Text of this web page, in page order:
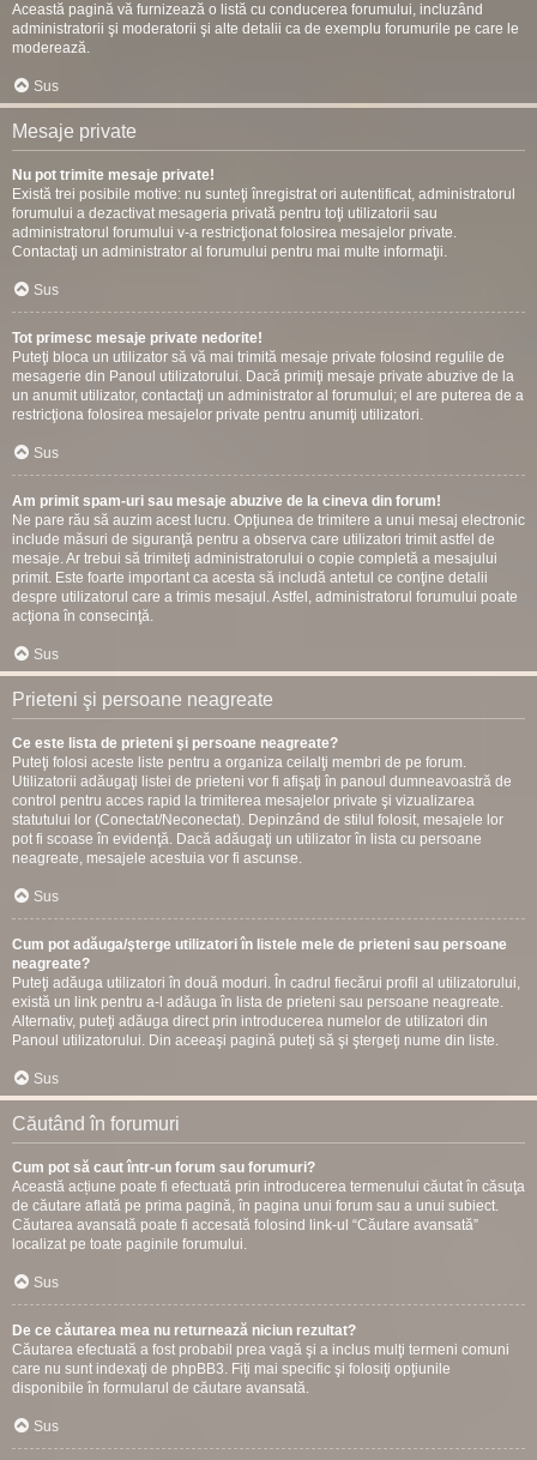
Această pagină vă furnizează o listă cu conducerea forumului, incluzând
administratorii şi moderatorii şi alte detalii ca de exemplu forumurile pe care le
moderează.
Sus
Mesaje private
Nu pot trimite mesaje private!
Există trei posibile motive: nu sunteţi înregistrat ori autentificat, administratorul
forumului a dezactivat mesageria privată pentru toţi utilizatorii sau
administratorul forumului v-a restricţionat folosirea mesajelor private.
Contactaţi un administrator al forumului pentru mai multe informaţii.
Sus
Tot primesc mesaje private nedorite!
Puteţi bloca un utilizator să vă mai trimită mesaje private folosind regulile de
mesagerie din Panoul utilizatorului. Dacă primiţi mesaje private abuzive de la
un anumit utilizator, contactaţi un administrator al forumului; el are puterea de a
restricţiona folosirea mesajelor private pentru anumiţi utilizatori.
Sus
Am primit spam-uri sau mesaje abuzive de la cineva din forum!
Ne pare rău să auzim acest lucru. Opţiunea de trimitere a unui mesaj electronic
include măsuri de siguranţă pentru a observa care utilizatori trimit astfel de
mesaje. Ar trebui să trimiteţi administratorului o copie completă a mesajului
primit. Este foarte important ca acesta să includă antetul ce conţine detalii
despre utilizatorul care a trimis mesajul. Astfel, administratorul forumului poate
acţiona în consecinţă.
Sus
Prieteni şi persoane neagreate
Ce este lista de prieteni şi persoane neagreate?
Puteţi folosi aceste liste pentru a organiza ceilalţi membri de pe forum.
Utilizatorii adăugaţi listei de prieteni vor fi afişaţi în panoul dumneavoastră de
control pentru acces rapid la trimiterea mesajelor private şi vizualizarea
statutului lor (Conectat/Neconectat). Depinzând de stilul folosit, mesajele lor
pot fi scoase în evidenţă. Dacă adăugaţi un utilizator în lista cu persoane
neagreate, mesajele acestuia vor fi ascunse.
Sus
Cum pot adăuga/şterge utilizatori în listele mele de prieteni sau persoane
neagreate?
Puteţi adăuga utilizatori în două moduri. În cadrul fiecărui profil al utilizatorului,
există un link pentru a-l adăuga în lista de prieteni sau persoane neagreate.
Alternativ, puteţi adăuga direct prin introducerea numelor de utilizatori din
Panoul utilizatorului. Din aceeaşi pagină puteţi să şi ştergeţi nume din liste.
Sus
Căutând în forumuri
Cum pot să caut într-un forum sau forumuri?
Această acțiune poate fi efectuată prin introducerea termenului căutat în căsuţa
de căutare aflată pe prima pagină, în pagina unui forum sau a unui subiect.
Căutarea avansată poate fi accesată folosind link-ul “Căutare avansată”
localizat pe toate paginile forumului.
Sus
De ce căutarea mea nu returnează niciun rezultat?
Căutarea efectuată a fost probabil prea vagă şi a inclus mulţi termeni comuni
care nu sunt indexaţi de phpBB3. Fiţi mai specific şi folosiţi opţiunile
disponibile în formularul de căutare avansată.
Sus